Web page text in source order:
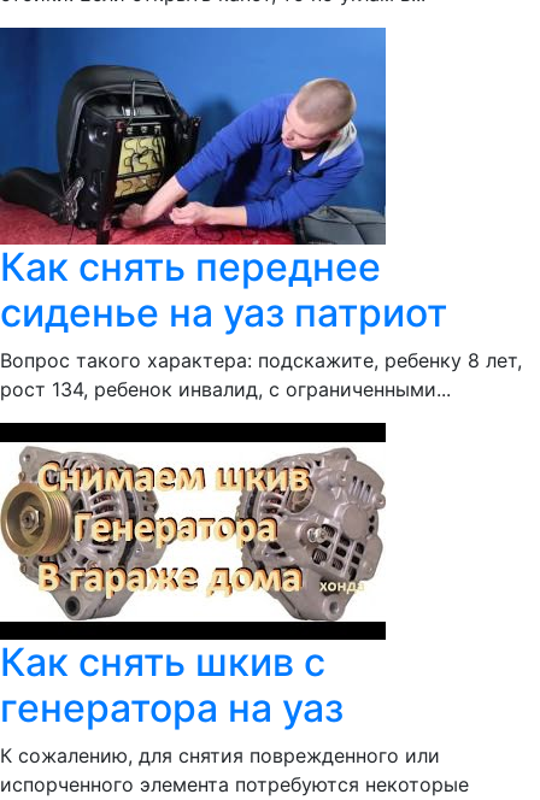
Как снять переднее
сиденье на уаз патриот
Вопрос такого характера: подскажите, ребенку 8 лет,
рост 134, ребенок инвалид, с ограниченными...
Как снять шкив с
генератора на уаз
К сожалению, для снятия поврежденного или
испорченного элемента потребуются некоторые